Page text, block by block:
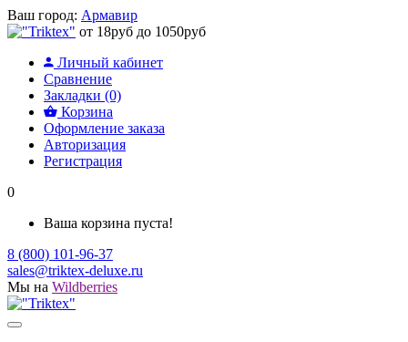
Ваш город: Армавир
от 18руб до 1050руб
Личный кабинет
Сравнение
Закладки (0)
Корзина
Оформление заказа
Авторизация
Регистрация
0
Ваша корзина пуста!
8 (800) 101-96-37
sales@triktex-deluxe.ru
Мы на Wildberries